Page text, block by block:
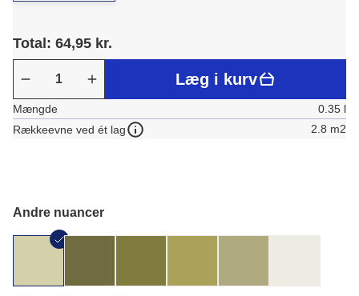
Total: 64,95 kr.
Læg i kurv
Mængde
0.35 l
Rækkeevne ved ét lag
2.8 m2
Andre nuancer